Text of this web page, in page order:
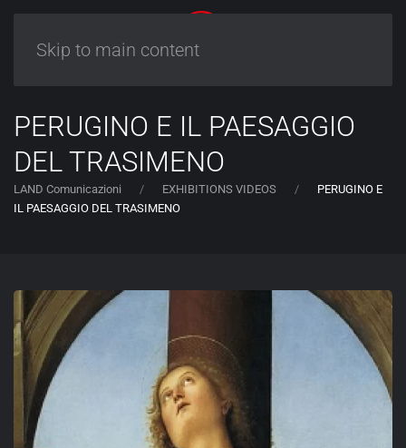
Skip to main content
PERUGINO E IL PAESAGGIO
DEL TRASIMENO
LAND Comunicazioni EXHIBITIONS VIDEOS
PERUGINO E
IL PAESAGGIO DEL TRASIMENO